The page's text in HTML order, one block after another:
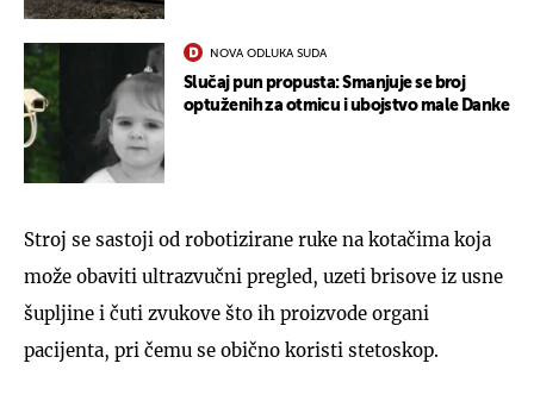
NOVA ODLUKA SUDA
Slučaj pun propusta: Smanjuje se broj
optuženih za otmicu i ubojstvo male Danke
Stroj se sastoji od robotizirane ruke na kotačima koja
može obaviti ultrazvučni pregled, uzeti brisove iz usne
šupljine i čuti zvukove što ih proizvode organi
pacijenta, pri čemu se obično koristi stetoskop.